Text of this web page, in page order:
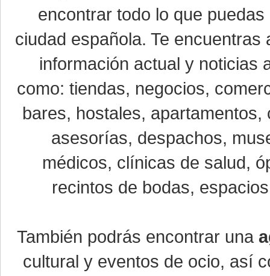
encontrar todo lo que
ciudad española. Te
información actual y noticias
como: tiendas, negocios,
bares, hostales,
asesorías, despachos,
médicos, clínicas de salud,
recintos de bodas,
También podrás encontrar una
cultural y eventos de ocio, así